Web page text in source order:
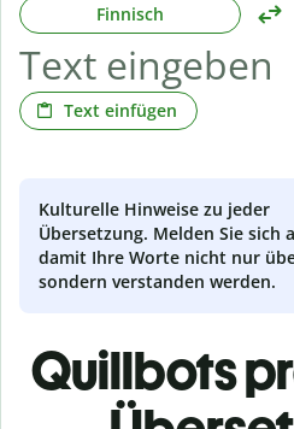
Finnisch
Text einfügen
Kulturelle Hinweise zu jeder
Übersetzung. Melden Sie sich
damit Ihre Worte nicht nur
sondern verstanden werden.
Quillbots